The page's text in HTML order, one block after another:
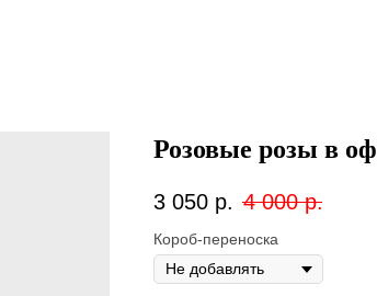
Розовые розы в
3 050 р. 4 000 р.
Короб-переноска